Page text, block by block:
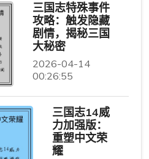
三国志特殊事件
攻略：触发隐藏
剧情，揭秘三国
大秘密
2026-04-14
00:26:55
三国志14威
力加强版：
重塑中文荣
耀